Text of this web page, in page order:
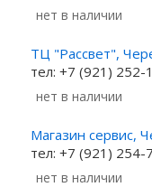
Нет в наличии
ТЦ "Рассвет",
тел: +7 (921) 252-
Нет в наличии
Магазин сервис,
тел: +7 (921) 254-
Нет в наличии